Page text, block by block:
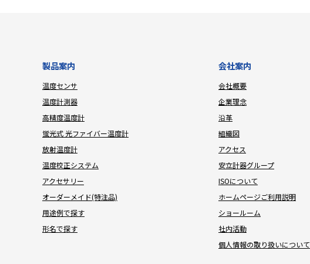
製品案内
温度センサ
温度計測器
高精度温度計
蛍光式 光ファイバー温度計
放射温度計
温度校正システム
アクセサリー
オーダーメイド(特注品)
用途例で探す
形名で探す
会社案内
会社概要
企業理念
沿革
組織図
アクセス
安立計器グループ
ISOについて
ホームページご利用説明
ショールーム
社内活動
個人情報の取り扱いについて